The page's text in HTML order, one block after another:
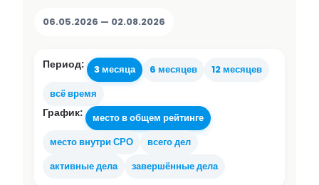
06.05.2026 — 02.08.2026
Период: 3 месяца 6 месяцев
12 месяцев
всё время
График:
место в общем рейтинге
место внутри СРО
всего дел
активные дела
завершённые дела